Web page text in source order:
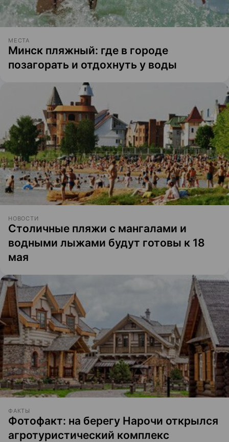
МЕСТА
Минск пляжный: где в городе
позагорать и отдохнуть у воды
НОВОСТИ
Столичные пляжи с мангалами и
водными лыжами будут готовы к 18
мая
ФАКТЫ
Фотофакт: на берегу Нарочи открылся
агротуристический комплекс